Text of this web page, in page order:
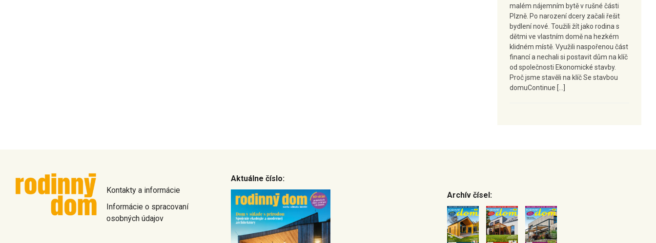
malém nájemním bytě v rušné části
Plzně. Po narození dcery začali řešit
bydlení nové. Toužili žít jako rodina s
dětmi ve vlastním domě na hezkém
klidném místě. Využili naspořenou část
financí a nechali si postavit dům na klíč
od společnosti Ekonomické stavby.
Proč jsme stavěli na klíč Se stavbou
domuContinue […]
Kontakty a informácie
Informácie o spracovaní
osobných údajov
Aktuálne číslo:
Archív čísel: